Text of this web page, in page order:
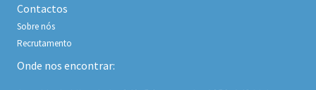
Contactos
Sobre nós
Recrutamento
Onde nos encontrar: